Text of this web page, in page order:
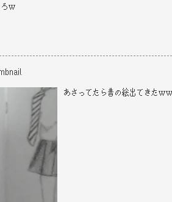
ｗ
あさってたら昔の絵出てきたｗｗ